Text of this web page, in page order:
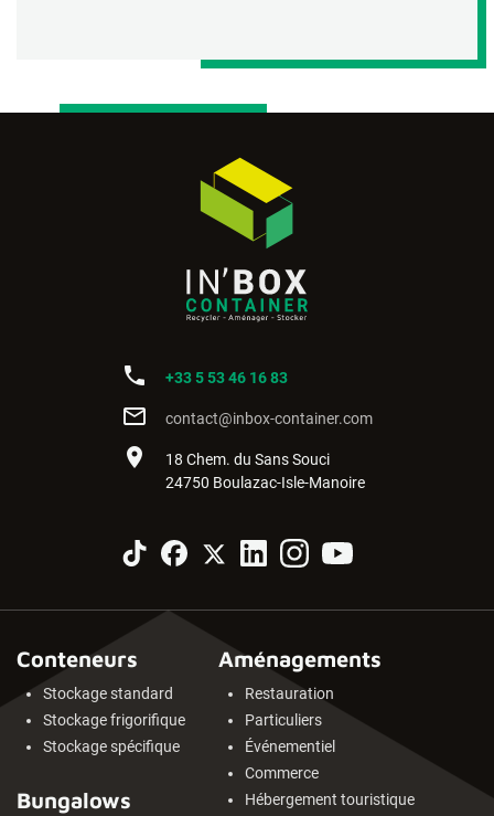
phone +33 5 53 46 16 83
mail_outline contact@inbox-container.com
place
18 Chem. du Sans Souci
24750 Boulazac-Isle-Manoire
Conteneurs
Stockage standard
Stockage frigorifique
Stockage spécifique
Bungalows
Aménagements
Restauration
Particuliers
Événementiel
Commerce
Hébergement touristique